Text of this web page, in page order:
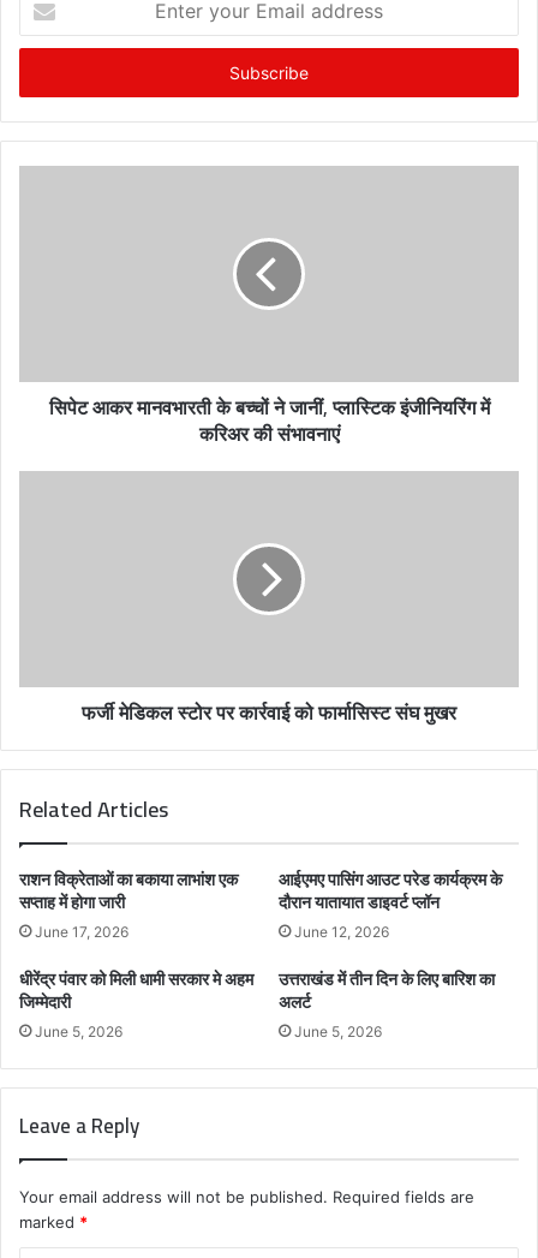
t
r
y
सिपेट आकर मानवभारती के बच्चों ने जानीं, प्लास्टिक इंजीनियरिंग में
करिअर की संभावनाएं
फर्जी मेडिकल स्टोर पर कार्रवाई को फार्मासिस्ट संघ मुखर
Related Articles
राशन विक्रेताओं का बकाया लाभांश एक
सप्ताह में होगा जारी
June 17, 2026
आईएमए पासिंग आउट परेड कार्यक्रम के
दौरान यातायात डाइवर्ट प्लॉन
June 12, 2026
धीरेंद्र पंवार को मिली धामी सरकार मे अहम
जिम्मेदारी
June 5, 2026
उत्तराखंड में तीन दिन के लिए बारिश का
अलर्ट
June 5, 2026
Leave a Reply
Your email address will not be published. Required fields are
marked *